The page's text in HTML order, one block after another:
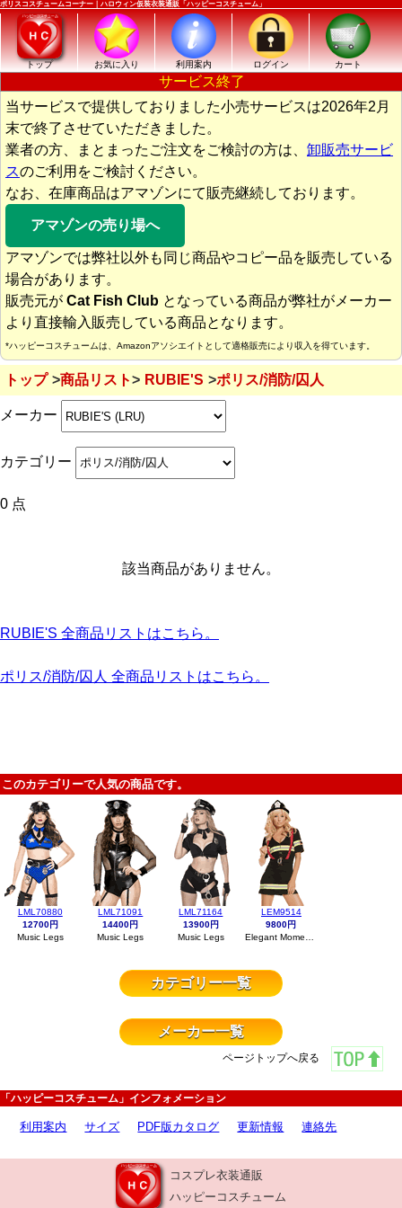
ポリスコスチュームコーナー｜ハロウィン仮装衣装通販「ハッピーコスチューム」
トップ お気に入り 利用案内 ログイン カート
サービス終了
当サービスで提供しておりました小売サービスは2026年2月
末で終了させていただきました。
業者の方、まとまったご注文をご検討の方は、 卸販売サービ
スのご利用をご検討ください。
なお、在庫商品はアマゾンにて販売継続しております。
アマゾンの売り場へ
アマゾンでは弊社以外も同じ商品やコピー品を販売している
場合があります。
販売元が Cat Fish Club となっている商品が弊社がメーカー
より直接輸入販売している商品となります。
*ハッピーコスチュームは、Amazonアソシエイトとして適格販売により収入を得ています。
トップ 商品リスト RUBIE'S ポリス/消防/囚人
メーカー
カテゴリー
0 点
該当商品がありません。
RUBIE'S 全商品リストはこちら。
ポリス/消防/囚人 全商品リストはこちら。
このカテゴリーで人気の商品です。
LML70880
12700円
Music Legs
LML71091
14400円
Music Legs
LML71164
13900円
Music Legs
LEM9514
9800円
Elegant Moments
カテゴリー一覧
メーカー一覧
ページトップへ戻る
「ハッピーコスチューム」インフォメーション
利用案内 サイズ PDF版カタログ 更新情報 連絡先
コスプレ衣装通販
ハッピーコスチューム